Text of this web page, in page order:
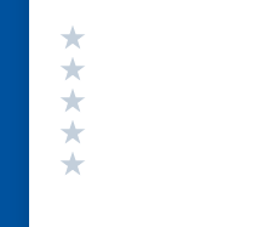
Valutazione